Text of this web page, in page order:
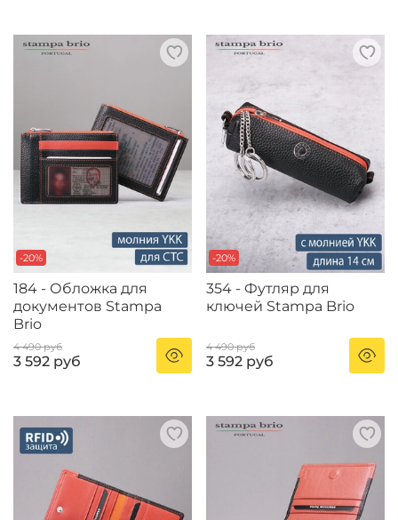
-20%
184 - Обложка для
документов Stampa
Brio
4 490 руб
3 592 руб
-20%
354 - Футляр для
ключей Stampa Brio
4 490 руб
3 592 руб